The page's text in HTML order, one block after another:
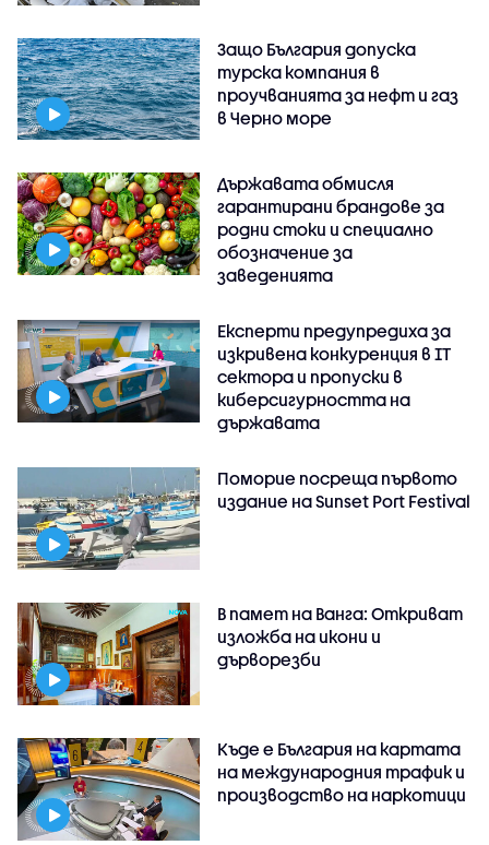
Защо България допуска
турска компания в
проучванията за нефт и газ
в Черно море
Държавата обмисля
гарантирани брандове за
родни стоки и специално
обозначение за
заведенията
Експерти предупредиха за
изкривена конкуренция в IT
сектора и пропуски в
киберсигурността на
държавата
Поморие посреща първото
издание на Sunset Port Festival
В памет на Ванга: Откриват
изложба на икони и
дърворезби
Къде е България на картата
на международния трафик и
производство на наркотици